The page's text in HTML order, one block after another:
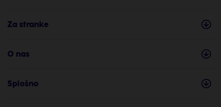
Za stranke
O nas
Splošno